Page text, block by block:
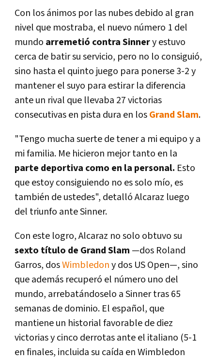
Con los ánimos por las nubes debido al gran
nivel que mostraba, el nuevo número 1 del
mundo arremetió contra Sinnery estuvo
cerca de batir su servicio, pero no lo consiguió,
sino hasta el quinto juego para ponerse 3-2 y
mantener el suyo para estirar la diferencia
ante un rival que llevaba 27 victorias
consecutivas en pista dura en losGrand Slam.
"Tengo mucha suerte de tener a mi equipo y a
mi familia. Me hicieron mejor tanto en la
parte deportiva como en la personal. Esto
que estoy consiguiendo no es solo mío, es
también de ustedes", detalló Alcaraz luego
del triunfo ante Sinner.
Con este logro, Alcaraz no solo obtuvo su
sexto título de Grand Slam —dos Roland
Garros, dosWimbledony dos US Open—, sino
que además recuperó el número uno del
mundo, arrebatándoselo a Sinner tras 65
semanas de dominio. El español, que
mantiene un historial favorable de diez
victorias y cinco derrotas ante el italiano (5-1
en finales, incluida su caída en Wimbledon